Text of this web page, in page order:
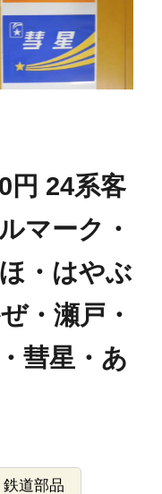
円 24系客
マーク・
・はやぶ
・瀬戸・
彗星・あ
鉄道部品